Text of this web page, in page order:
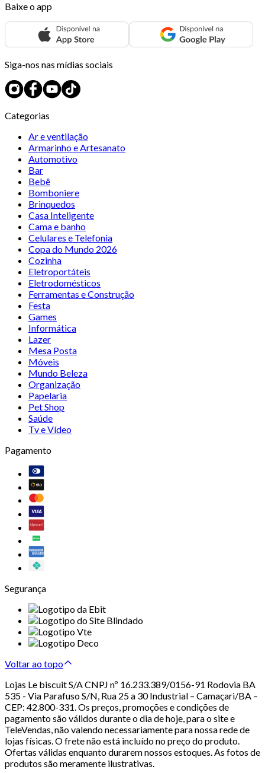
Baixe o app
Siga-nos nas mídias sociais
Categorias
Ar e ventilação
Armarinho e Artesanato
Automotivo
Bar
Bebê
Bomboniere
Brinquedos
Casa Inteligente
Cama e banho
Celulares e Telefonia
Copa do Mundo 2026
Cozinha
Eletroportáteis
Eletrodomésticos
Ferramentas e Construção
Festa
Games
Informática
Lazer
Mesa Posta
Móveis
Mundo Beleza
Organização
Papelaria
Pet Shop
Saúde
Tv e Vídeo
Pagamento
Segurança
Voltar ao topo
Lojas Le biscuit S/A CNPJ nº 16.233.389/0156-91 Rodovia BA
535 - Via Parafuso S/N, Rua 25 a 30 Industrial – Camaçari/BA –
CEP: 42.800-331. Os preços, promoções e condições de
pagamento são válidos durante o dia de hoje, para o site e
TeleVendas, não valendo necessariamente para nossa rede de
lojas físicas. O frete não está incluído no preço do produto.
Ofertas válidas enquanto durarem nossos estoques. As fotos de
produtos são meramente ilustrativas.